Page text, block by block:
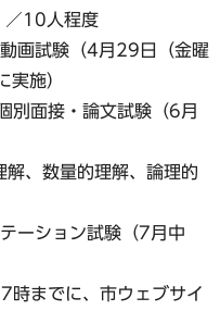
／10人程度
画試験（4月29日（金曜
実施）
別面接・論文試験（6月
、数量的理解、論理的
ーション試験（7月中
時までに、市ウェブサイ